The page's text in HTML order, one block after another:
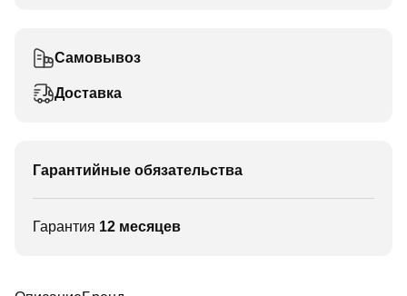
Самовывоз
Доставка
Гарантийные обязательства
Гарантия 12 месяцев